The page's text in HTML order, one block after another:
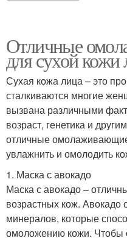
Отличные
для сухой кожи
Сухая кожа лица – это
сталкиваются многие
вызвана различными
возраст, генетика и
отличные
увлажнить и омолодить
1. Маска с авокадо
Маска с авокадо –
возрастных кож. Авокадо
минералов, которые
омоложению кожи. Чтобы